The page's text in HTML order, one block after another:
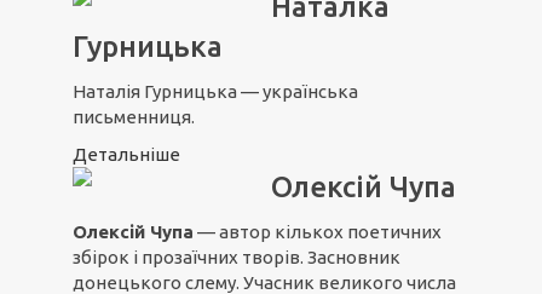
Наталка
Гурницька
Наталія Гурницька — українська
письменниця.
Детальніше
Олексій Чупа
Олексій Чупа — автор кількох поетичних
збірок і прозаїчних творів. Засновник
донецького слему. Учасник великого числа